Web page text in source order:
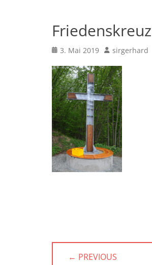
Posted
3. Mai 2019 Author
sirgerhard
← PREVIOUS